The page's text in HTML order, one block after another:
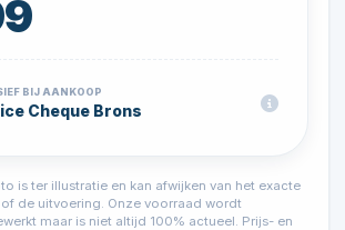
BIJ AANKOOP
Cheque Brons
is ter illustratie en kan afwijken van het exacte
de uitvoering. Onze voorraad wordt
maar is niet altijd 100% actueel. Prijs- en